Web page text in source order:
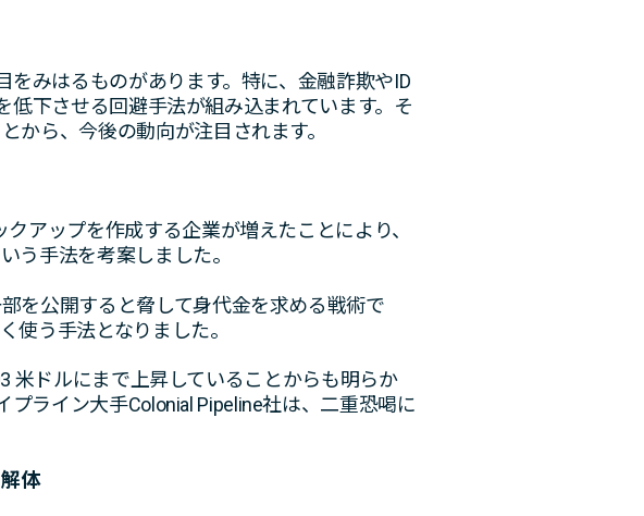
みはるものがあります。特に、金融詐欺やID
下させる回避手法が組み込まれています。そ
から、今後の動向が注目されます。
アップを作成する企業が増えたことにより、
う手法を考案しました。
を公開すると脅して身代金を求める戦術で
使う手法となりました。
米ドルにまで上昇していることからも明らか
ライン大手Colonial Pipeline社は、二重恐喝に
体